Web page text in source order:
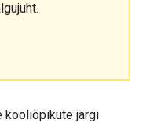
kooliõpikute järgi